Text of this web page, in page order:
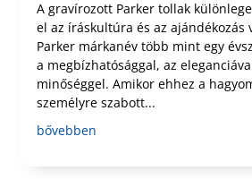
A gravírozott Parker tollak
el az íráskultúra és az ajándékozás
Parker márkanév több mint egy
a megbízhatósággal, az
minőséggel. Amikor ehhez a
személyre szabott...
bővebben